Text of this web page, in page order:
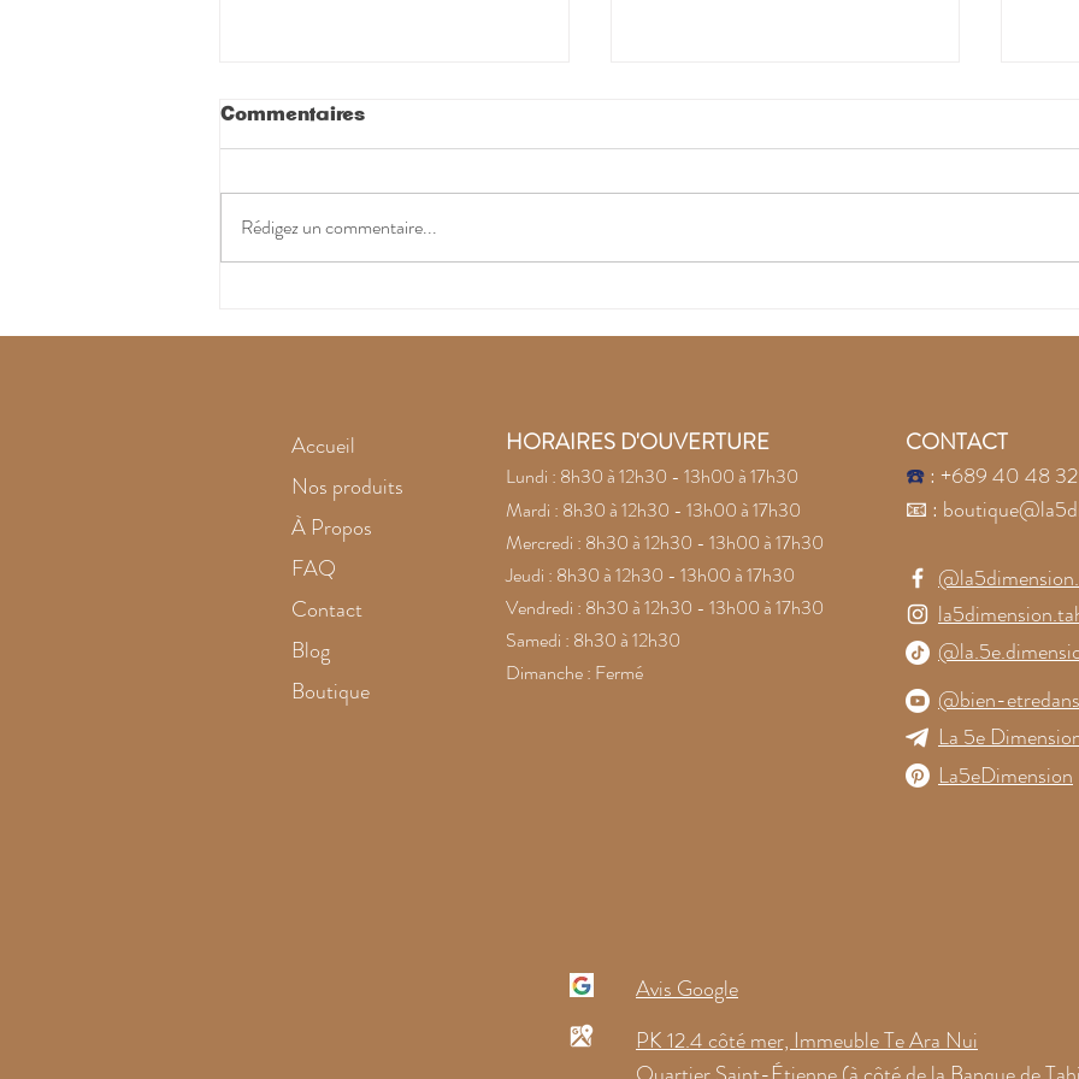
Commentaires
Rédigez un commentaire...
Accueil
Nos produits
À Propos
FAQ
Contact
Blog
Boutique
HORAIRES D'OUVERTURE
Lundi : 8h30 à 12h30 - 13h00 à 17h30
Mardi : 8h30 à 12h30 - 13h00 à 17h30
Mercredi : 8h30 à 12h30 - 13h00 à 17h30
Jeudi : 8h30 à 12h30 - 13h00 à 17h30
Vendredi : 8h30 à 12h30 - 13h00 à 17h30
Samedi : 8h30 à 12h30
Dimanche : Fermé
CONTACT
☎️: +689 40 48
📧 :
@bien-
La 5e
La5eDimension
Avis Google
PK 12.4 côté mer, Immeuble Te Ara Nui